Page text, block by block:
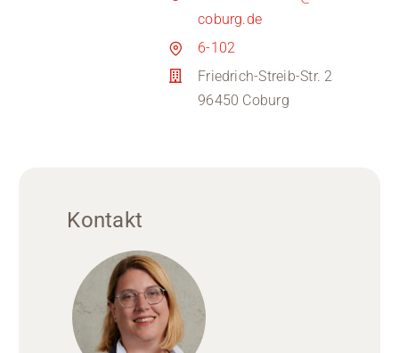
coburg.de
6-102
Friedrich-Streib-Str. 2
96450 Coburg
Kontakt